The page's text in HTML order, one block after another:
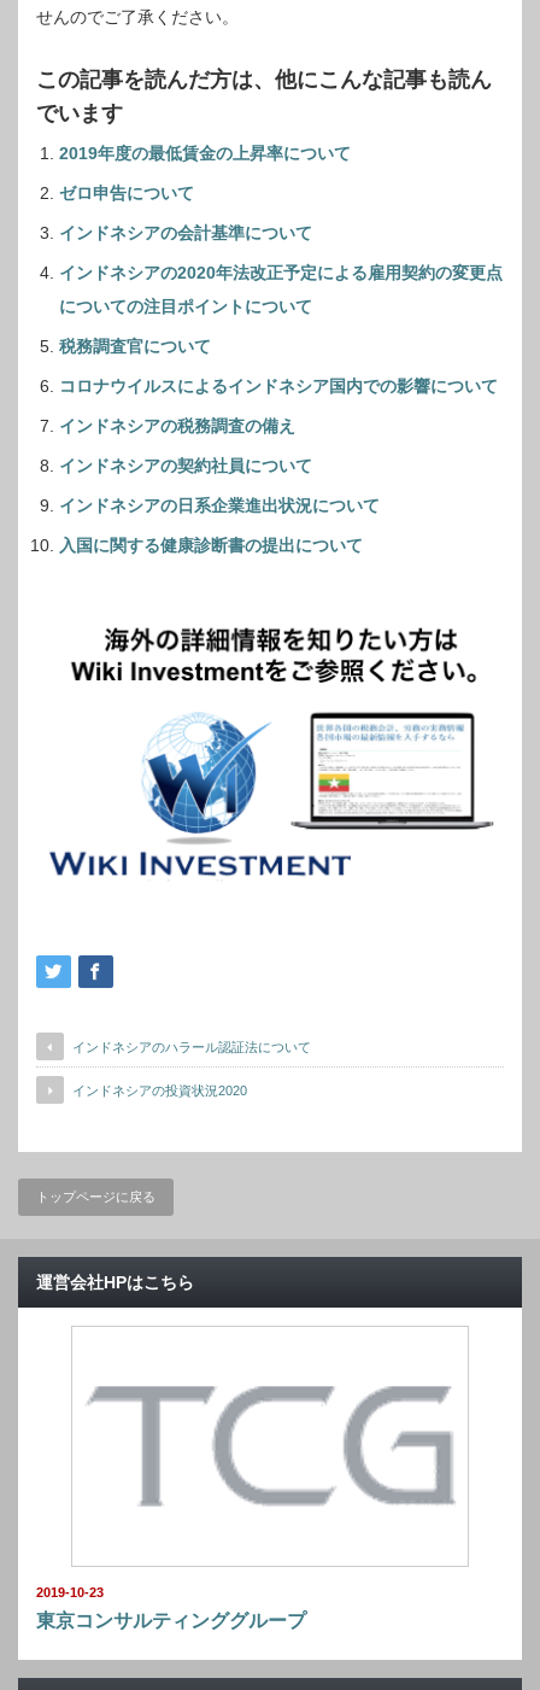
せんのでご了承ください。
この記事を読んだ方は、他にこんな記事も読ん
でいます
2019年度の最低賃金の上昇率について
ゼロ申告について
インドネシアの会計基準について
インドネシアの2020年法改正予定による雇用契約の変更点
についての注目ポイントについて
税務調査官について
コロナウイルスによるインドネシア国内での影響について
インドネシアの税務調査の備え
インドネシアの契約社員について
インドネシアの日系企業進出状況について
入国に関する健康診断書の提出について
インドネシアのハラール認証法について
インドネシアの投資状況2020
トップページに戻る
運営会社HPはこちら
2019-10-23
東京コンサルティンググループ